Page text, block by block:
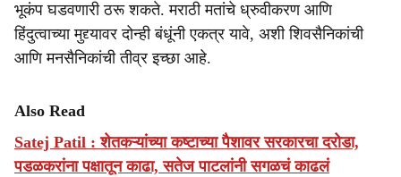
भूकंप घडवणारी ठरू शकते. मराठी मतांचे ध्रुवीकरण आणि
हिंदुत्वाच्या मुद्द्यावर दोन्ही बंधूंनी एकत्र यावे, अशी शिवसैनिकांची
आणि मनसैनिकांची तीव्र इच्छा आहे.
Also Read
Satej Patil : शेतकऱ्यांच्या कष्टाच्या पैशावर सरकारचा दरोडा,
पडळकरांना पक्षातून काढा, सतेज पाटलांनी सगळचं काढलं